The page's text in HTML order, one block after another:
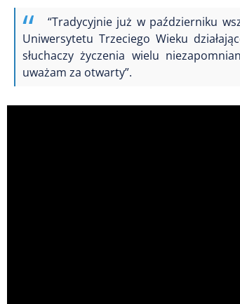
“Tradycyjnie już w październiku
Uniwersytetu Trzeciego Wieku
słuchaczy życzenia wielu
uważam za otwarty”.